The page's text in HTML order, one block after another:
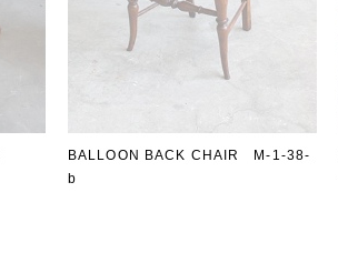
BALLOON BACK CHAIR M-1-38-
b